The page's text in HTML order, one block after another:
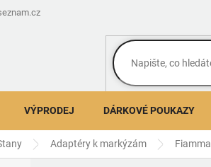
VÝPRODEJ DÁRKOVÉ POUKAZY
Adaptéry k markýzám Fiamma